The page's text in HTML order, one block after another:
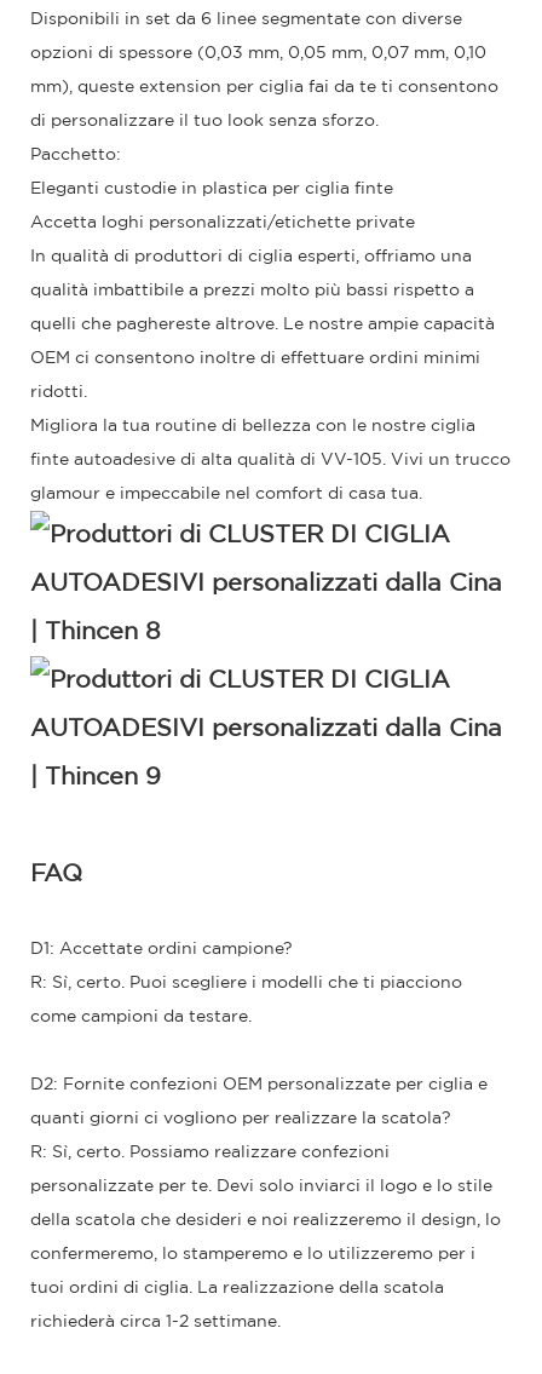
Disponibili in set da 6 linee segmentate con diverse
opzioni di spessore (0,03 mm, 0,05 mm, 0,07 mm, 0,10
mm), queste extension per ciglia fai da te ti consentono
di personalizzare il tuo look senza sforzo.
Pacchetto:
Eleganti custodie in plastica per ciglia finte
Accetta loghi personalizzati/etichette private
In qualità di produttori di ciglia esperti, offriamo una
qualità imbattibile a prezzi molto più bassi rispetto a
quelli che paghereste altrove. Le nostre ampie capacità
OEM ci consentono inoltre di effettuare ordini minimi
ridotti.
Migliora la tua routine di bellezza con le nostre ciglia
finte autoadesive di alta qualità di VV-105. Vivi un trucco
glamour e impeccabile nel comfort di casa tua.
FAQ
D1: Accettate ordini campione?
R: Sì, certo. Puoi scegliere i modelli che ti piacciono
come campioni da testare.
D2: Fornite confezioni OEM personalizzate per ciglia e
quanti giorni ci vogliono per realizzare la scatola?
R: Sì, certo. Possiamo realizzare confezioni
personalizzate per te. Devi solo inviarci il logo e lo stile
della scatola che desideri e noi realizzeremo il design, lo
confermeremo, lo stamperemo e lo utilizzeremo per i
tuoi ordini di ciglia. La realizzazione della scatola
richiederà circa 1-2 settimane.